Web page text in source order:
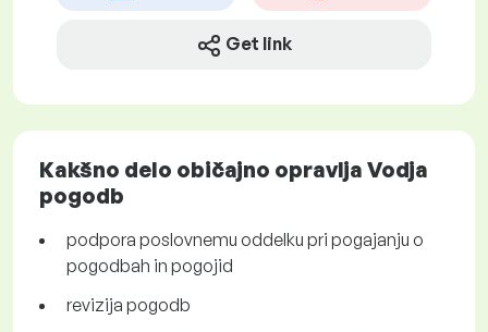
Get link
Kakšno delo običajno opravlja Vodja
pogodb
podpora poslovnemu oddelku pri pogajanju o
pogodbah in pogojid
revizija pogodb